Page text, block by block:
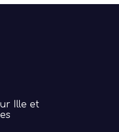
Ille et